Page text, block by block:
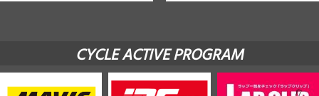
CYCLE ACTIVE PROGRAM